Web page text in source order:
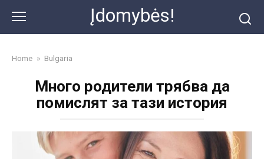
content
Įdomybės!
Home » Bulgaria
Много родители трябва да
помислят за тази история